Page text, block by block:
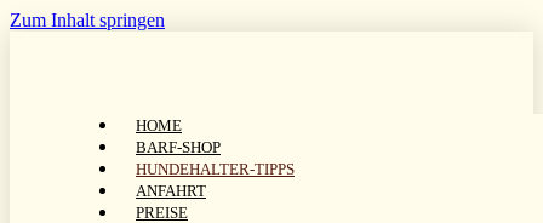
Zum Inhalt springen
HOME
BARF-SHOP
HUNDEHALTER-TIPPS
ANFAHRT
PREISE